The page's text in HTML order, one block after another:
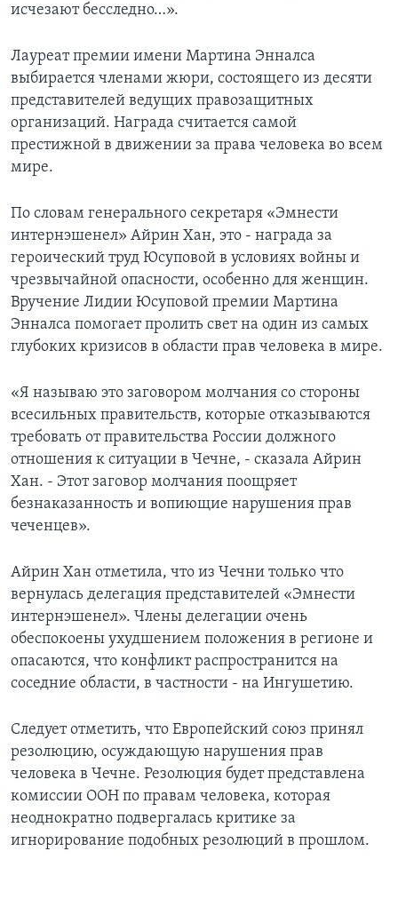
исчезают бесследно…».
Лауреат премии имени Мартина Энналса
выбирается членами жюри, состоящего из десяти
представителей ведущих правозащитных
организаций. Награда считается самой
престижной в движении за права человека во всем
мире.
По словам генерального секретаря «Эмнести
интернэшенел» Айрин Хан, это - награда за
героический труд Юсуповой в условиях войны и
чрезвычайной опасности, особенно для женщин.
Вручение Лидии Юсуповой премии Мартина
Энналса помогает пролить свет на один из самых
глубоких кризисов в области прав человека в мире.
«Я называю это заговором молчания со стороны
всесильных правительств, которые отказываются
требовать от правительства России должного
отношения к ситуации в Чечне, - сказала Айрин
Хан. - Этот заговор молчания поощряет
безнаказанность и вопиющие нарушения прав
чеченцев».
Айрин Хан отметила, что из Чечни только что
вернулась делегация представителей «Эмнести
интернэшенел». Члены делегации очень
обеспокоены ухудшением положения в регионе и
опасаются, что конфликт распространится на
соседние области, в частности - на Ингушетию.
Следует отметить, что Европейский союз принял
резолюцию, осуждающую нарушения прав
человека в Чечне. Резолюция будет представлена
комиссии ООН по правам человека, которая
неоднократно подвергалась критике за
игнорирование подобных резолюций в прошлом.